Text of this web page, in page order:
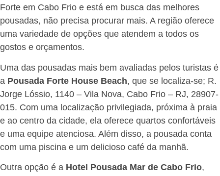
Forte em Cabo Frio e está em busca das melhores
pousadas, não precisa procurar mais. A região oferece
uma variedade de opções que atendem a todos os
gostos e orçamentos.
Uma das pousadas mais bem avaliadas pelos turistas é
a Pousada Forte House Beach, que se localiza-se; R.
Jorge Lóssio, 1140 – Vila Nova, Cabo Frio – RJ, 28907-
015. Com uma localização privilegiada, próxima à praia
e ao centro da cidade, ela oferece quartos confortáveis
e uma equipe atenciosa. Além disso, a pousada conta
com uma piscina e um delicioso café da manhã.
Outra opção é a Hotel Pousada Mar de Cabo Frio,